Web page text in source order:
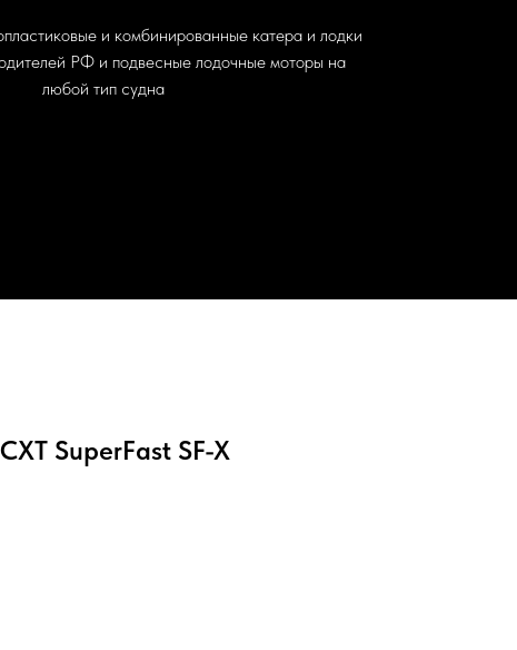
и комбинированные катера и лодки
РФ и подвесные лодочные моторы на
любой тип судна
SuperFast SF-X